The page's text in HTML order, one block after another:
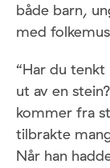
både barn,
med
“Har du tenkt
ut av en
kommer fra
tilbrakte
Når han